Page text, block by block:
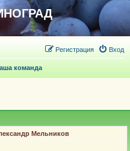
Вход
Регистрация
команда
Мельников